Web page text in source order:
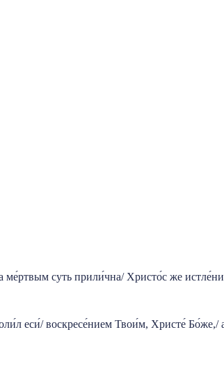
суть прили́чна/ Христо́с же
еси́/ воскресе́нием Твои́м, Христе́